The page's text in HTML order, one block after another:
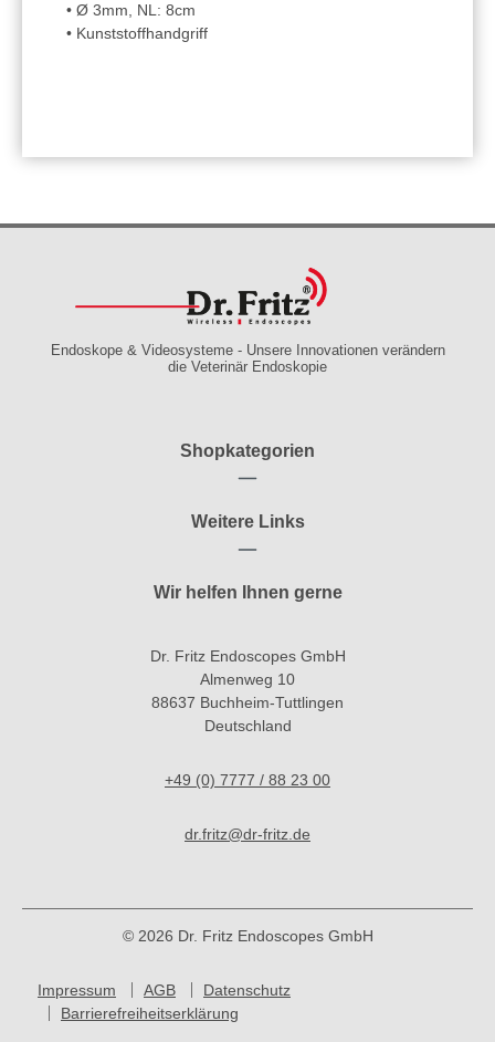
• Ø 3mm, NL: 8cm
• Kunststoffhandgriff
Endoskope & Videosysteme - Unsere Innovationen verändern
die Veterinär Endoskopie
Shopkategorien
Weitere Links
Wir helfen Ihnen gerne
Dr. Fritz Endoscopes GmbH
Almenweg 10
88637 Buchheim-Tuttlingen
Deutschland
+49 (0) 7777 / 88 23 00
dr.fritz@dr-fritz.de
© 2026 Dr. Fritz Endoscopes GmbH
Impressum AGB
Datenschutz
Barrierefreiheitserklärung